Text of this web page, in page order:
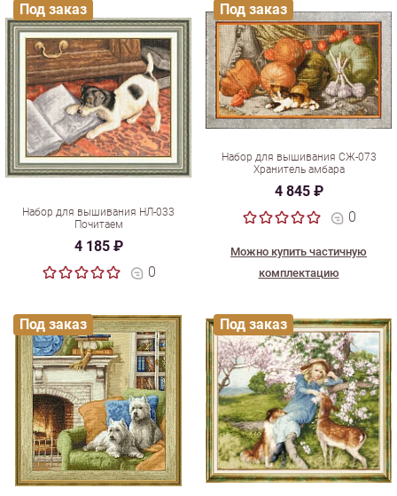
Набор для вышивания НЛ-033
Почитаем
4 185 ₽
0
Под заказ
Набор для вышивания СЖ-073
Хранитель амбара
4 845 ₽
0
Можно купить частичную
комплектацию
Под заказ
Под заказ Под заказ